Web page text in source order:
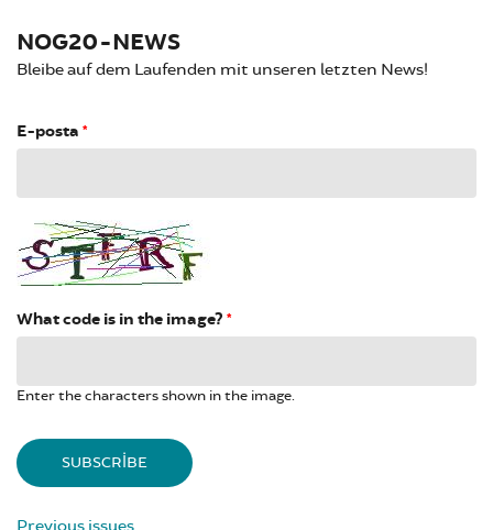
NOG20-NEWS
Bleibe auf dem Laufenden mit unseren letzten News!
E-posta *
What code is in the image? *
Enter the characters shown in the image.